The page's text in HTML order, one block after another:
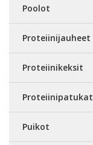
Poolot
Proteiinijauheet
Proteiinikeksit
Proteiinipatukat
Puikot